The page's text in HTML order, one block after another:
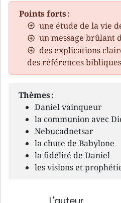
Points forts :
une étude de la vie
un message brûlant
des explications
des références bibliques
Thèmes :
Daniel vainqueur
la communion avec
Nebucadnetsar
la chute de Babylone
la fidélité de Daniel
les visions et